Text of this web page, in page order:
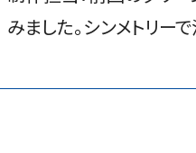
みました。シンメトリー